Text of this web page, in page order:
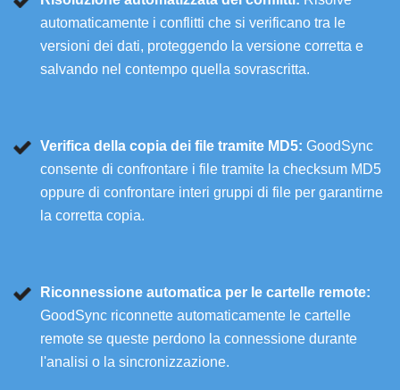
automaticamente i conflitti che si verificano tra le
versioni dei dati, proteggendo la versione corretta e
salvando nel contempo quella sovrascritta.
Verifica della copia dei file tramite MD5: GoodSync
consente di confrontare i file tramite la checksum MD5
oppure di confrontare interi gruppi di file per garantirne
la corretta copia.
Riconnessione automatica per le cartelle remote:
GoodSync riconnette automaticamente le cartelle
remote se queste perdono la connessione durante
l'analisi o la sincronizzazione.